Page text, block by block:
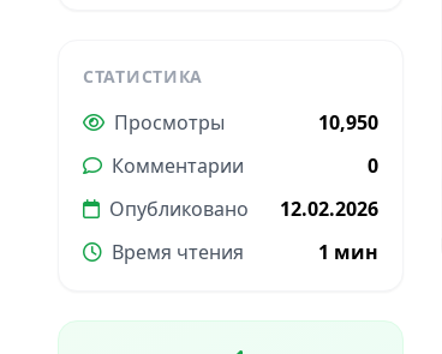
СТАТИСТИКА
Просмотры
10,950
Комментарии
0
Опубликовано
12.02.2026
Время чтения
1 мин